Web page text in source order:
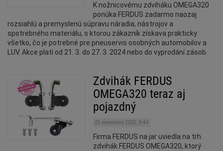
K nožnicovému zdviháku OMEGA320
ponúka FERDUS zadarmo naozaj
rozsiahlú a premyslenú súpravu náradia, nástrojov a
spotrebného materiálu, s ktorou zákazník získava prakticky
všetko, čo je potrebné pre pneuservis osobných automobilov a
LUV. Akce platí od 21. 3. do 27. 3. 2024 nebo do vyprodání zásob.
Zdvihák FERDUS
OMEGA320 teraz aj
pojazdný
23 novembra 2023, 9:44
Firma FERDUS na jar uviedla na trh
zdvihák FERDUS OMEGA320, ktorý